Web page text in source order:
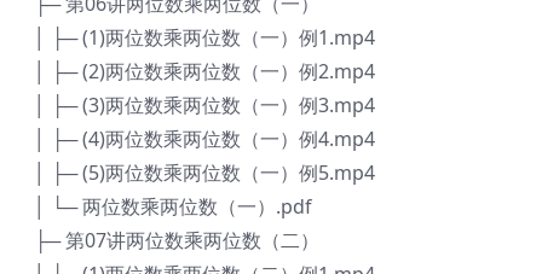
│ ├─ (1)两位数乘两位数（一）例1.mp4
│ ├─ (2)两位数乘两位数（一）例2.mp4
│ ├─ (3)两位数乘两位数（一）例3.mp4
│ ├─ (4)两位数乘两位数（一）例4.mp4
│ ├─ (5)两位数乘两位数（一）例5.mp4
│ └─ 两位数乘两位数（一）.pdf
├─ 第07讲两位数乘两位数（二）